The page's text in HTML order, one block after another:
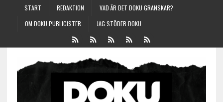
START REDAKTION
VAD ÄR DET DOKU GRANSKAR?
OM DOKU PUBLICISTER
JAG STÖDER DOKU